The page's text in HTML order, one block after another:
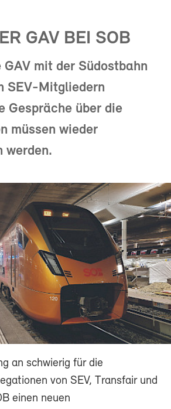
GAV BEI SOB
mit der Südostbahn
SEV-Mitgliedern
Gespräche über die
müssen wieder
werden.
an schwierig für die
von SEV, Transfair und
einen neuen